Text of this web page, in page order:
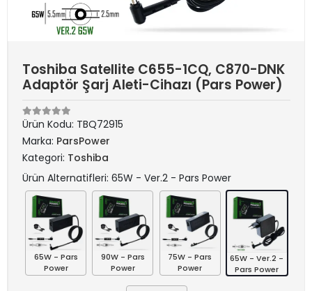
Toshiba Satellite C655-1CQ, C870-DNK
Adaptör Şarj Aleti-Cihazı (Pars Power)
Ürün Kodu: TBQ72915
Marka: ParsPower
Kategori: Toshiba
Ürün Alternatifleri: 65W - Ver.2 - Pars Power
65W - Pars
Power
90W - Pars
Power
75W - Pars
Power
65W - Ver.2 -
Pars Power